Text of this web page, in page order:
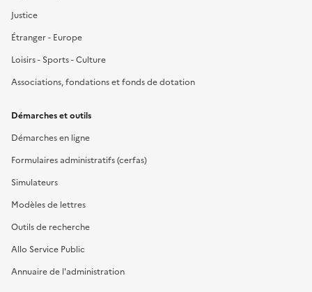
Justice
Étranger - Europe
Loisirs - Sports - Culture
Associations, fondations et fonds de dotation
Démarches et outils
Démarches en ligne
Formulaires administratifs (cerfas)
Simulateurs
Modèles de lettres
Outils de recherche
Allo Service Public
Annuaire de l'administration